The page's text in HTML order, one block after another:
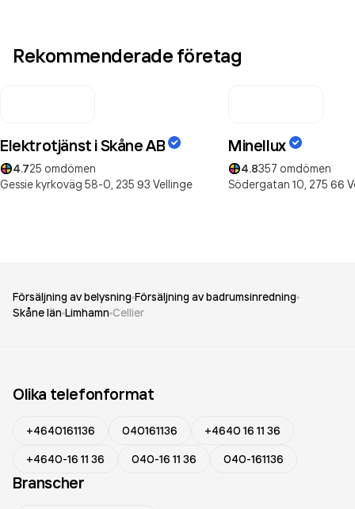
Rekommenderade företag
Elektrotjänst i Skåne AB
4.725 omdömen
Gessie kyrkoväg 58-0, 235 93 Vellinge
Minellux
4.8357 omdömen
Södergatan 10, 275 66
Försäljning av belysning Försäljning av badrumsinredning
Skåne län Limhamn Cellier
Olika telefonformat
+4640161136 040161136
+4640 16 11 36
+4640-16 11 36
040-16 11 36 040-161136
Branscher